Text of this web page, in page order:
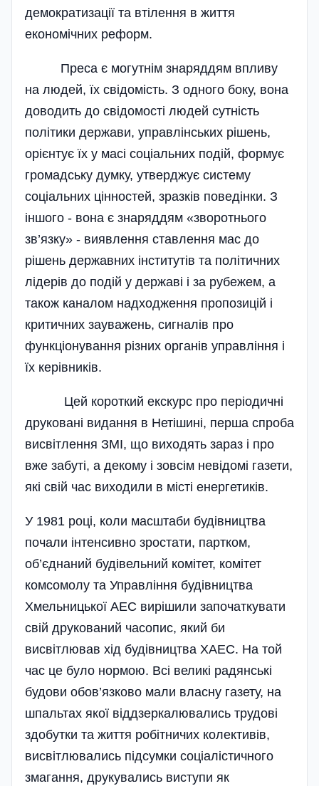
демократизації та втілення в життя
економічних реформ.
Преса є могутнім знаряддям впливу
на людей, їх свідомість. З одного боку, вона
доводить до свідомості людей сутність
політики держави, управлінських рішень,
орієнтує їх у масі соціальних подій, формує
громадську думку, утверджує систему
соціальних цінностей, зразків поведінки. З
іншого - вона є знаряддям «зворотнього
зв’язку» - виявлення ставлення мас до
рішень державних інститутів та політичних
лідерів до подій у державі і за рубежем, а
також каналом надходження пропозицій і
критичних зауважень, сигналів про
функціонування різних органів управління і
їх керівників.
Цей короткий екскурс про періодичні
друковані видання в Нетішині, перша спроба
висвітлення ЗМІ, що виходять зараз і про
вже забуті, а декому і зовсім невідомі газети,
які свій час виходили в місті енергетиків.
У 1981 році, коли масштаби будівництва
почали інтенсивно зростати, партком,
об’єднаний будівельний комітет, комітет
комсомолу та Управління будівництва
Хмельницької АЕС вирішили започаткувати
свій друкований часопис, який би
висвітлював хід будівництва ХАЕС. На той
час це було нормою. Всі великі радянські
будови обов’язково мали власну газету, на
шпальтах якої віддзеркалювались трудові
здобутки та життя робітничих колективів,
висвітлювались підсумки соціалістичного
змагання, друкувались виступи як